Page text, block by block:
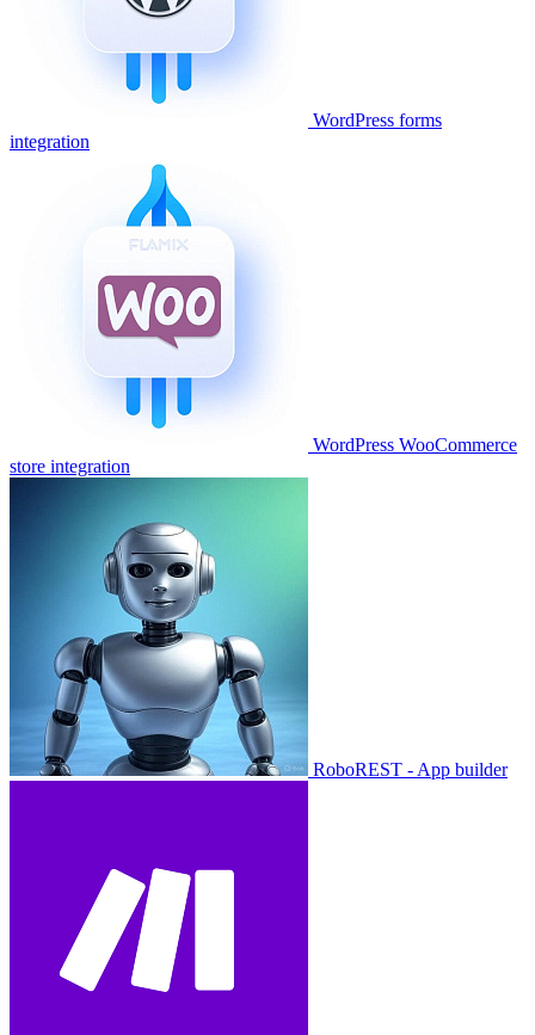
WordPress forms
integration
WordPress WooCommerce
store integration
RoboREST - App builder